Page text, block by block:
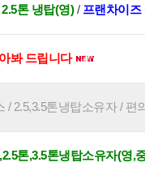
2.5톤 냉탑(영)/ 프랜차이즈
봐 드립니다
2.5,3.5톤냉탑소유자 / 편
톤,3.5톤냉탑소유자(영,